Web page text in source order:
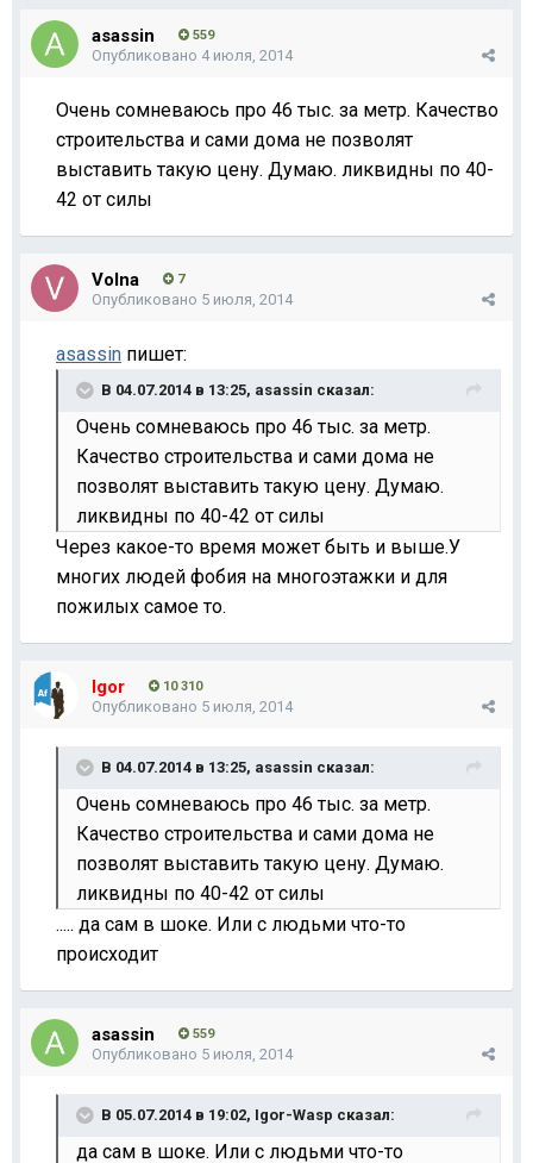
asassin 559
Опубликовано 4 июля, 2014
Очень сомневаюсь про 46 тыс. за метр. Качество
строительства и сами дома не позволят
выставить такую цену. Думаю. ликвидны по 40-
42 от силы
Volna 7
Опубликовано 5 июля, 2014
asassin пишет:
В 04.07.2014 в 13:25, asassin сказал:
Очень сомневаюсь про 46 тыс. за метр.
Качество строительства и сами дома не
позволят выставить такую цену. Думаю.
ликвидны по 40-42 от силы
Через какое-то время может быть и выше.У
многих людей фобия на многоэтажки и для
пожилых самое то.
Igor 10 310
Опубликовано 5 июля, 2014
В 04.07.2014 в 13:25, asassin сказал:
Очень сомневаюсь про 46 тыс. за метр.
Качество строительства и сами дома не
позволят выставить такую цену. Думаю.
ликвидны по 40-42 от силы
..... да сам в шоке. Или с людьми что-то
происходит
asassin 559
Опубликовано 5 июля, 2014
В 05.07.2014 в 19:02, Igor-Wasp сказал:
да сам в шоке. Или с людьми что-то